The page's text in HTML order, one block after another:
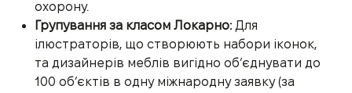
охорону.
Групування за класом Локарно:Для
ілюстраторів, що створюють набори іконок,
та дизайнерів меблів вигідно об’єднувати до
100 об’єктів в одну міжнародну заявку (за